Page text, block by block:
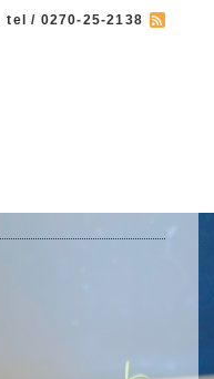
tel / 0270-25-2138